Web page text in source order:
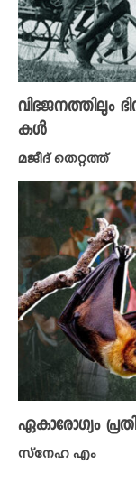
വിഭജനത്തിലും
കൾ
മജീദ് തെറ്റത്ത്
ഏകാരോഗ്യം
സ്നേഹ എം